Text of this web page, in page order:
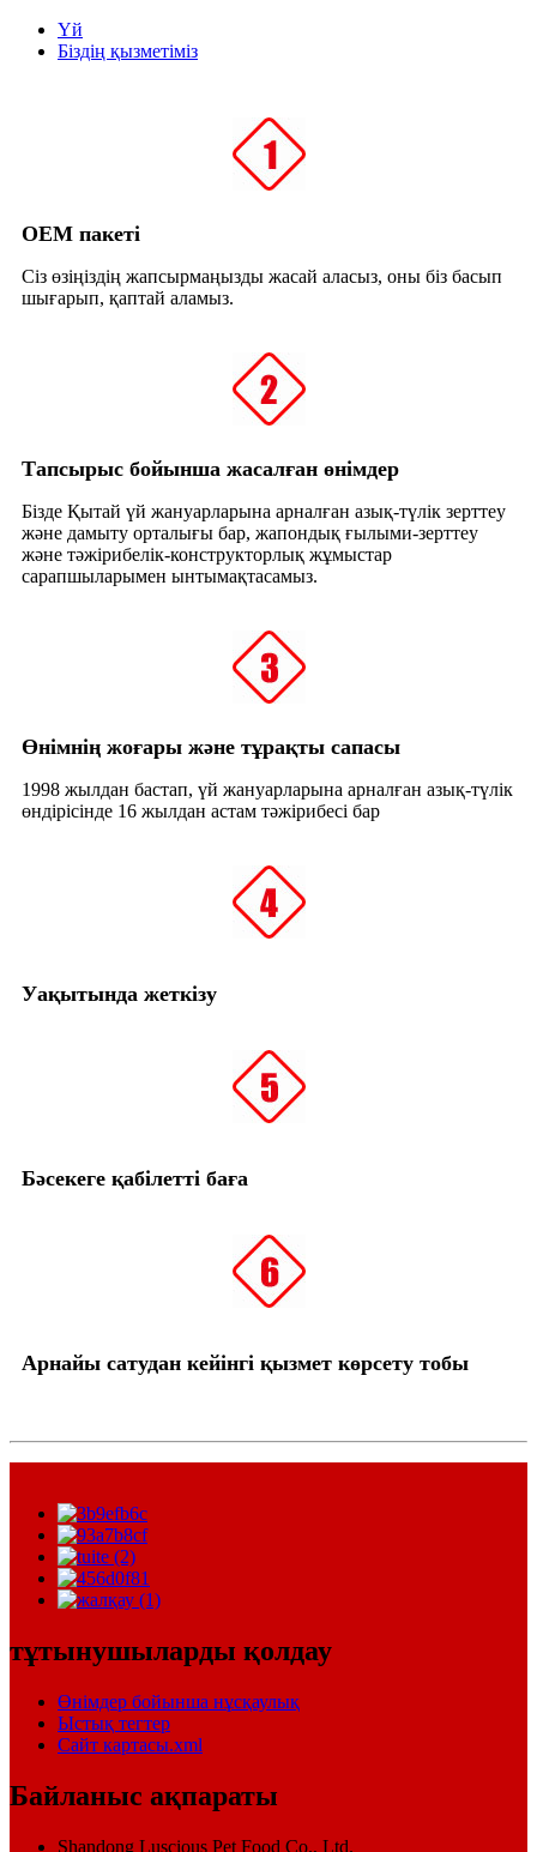
Үй
Біздің қызметіміз
OEM пакеті
Сіз өзіңіздің жапсырмаңызды жасай аласыз, оны біз басып
шығарып, қаптай аламыз.
Тапсырыс бойынша жасалған өнімдер
Бізде Қытай үй жануарларына арналған азық-түлік зерттеу
және дамыту орталығы бар, жапондық ғылыми-зерттеу
және тәжірибелік-конструкторлық жұмыстар
сарапшыларымен ынтымақтасамыз.
Өнімнің жоғары және тұрақты сапасы
1998 жылдан бастап, үй жануарларына арналған азық-түлік
өндірісінде 16 жылдан астам тәжірибесі бар
Уақытында жеткізу
Бәсекеге қабілетті баға
Арнайы сатудан кейінгі қызмет көрсету тобы
тұтынушыларды қолдау
Өнімдер бойынша нұсқаулық
Ыстық тегтер
Сайт картасы.xml
Байланыс ақпараты
Shandong Luscious Pet Food Co., Ltd.